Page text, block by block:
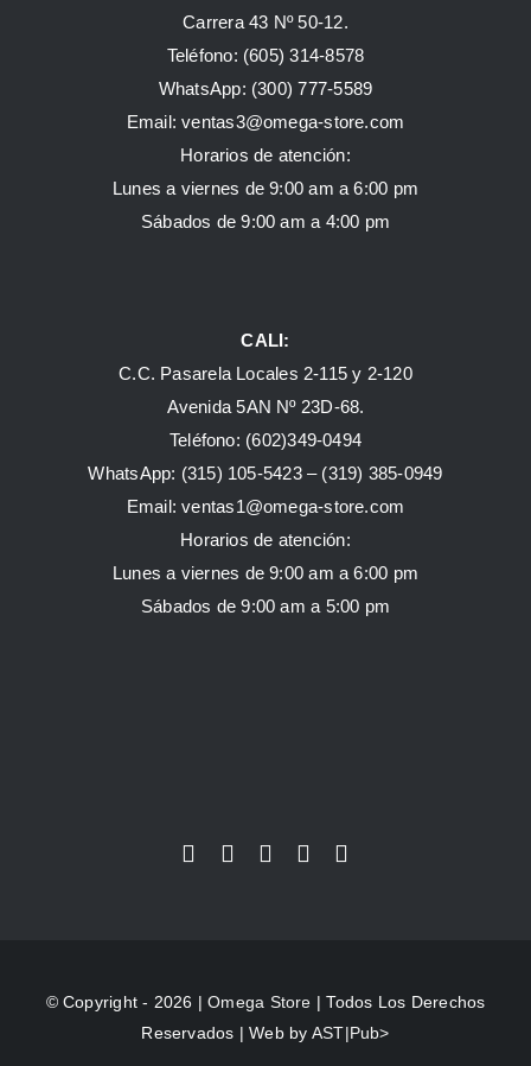
Carrera 43 Nº 50-12.
Teléfono: (605) 314-8578
WhatsApp: (300) 777-5589
Email: ventas3@omega-store.com
Horarios de atención:
Lunes a viernes de 9:00 am a 6:00 pm
Sábados de 9:00 am a 4:00 pm
CALI:
C.C. Pasarela Locales 2-115 y 2-120
Avenida 5AN Nº 23D-68.
Teléfono: (602)349-0494
WhatsApp: (315) 105-5423 – (319) 385-0949
Email:ventas1@omega-store.com
Horarios de atención:
Lunes a viernes de 9:00 am a 6:00 pm
Sábados de 9:00 am a 5:00 pm
© Copyright - 2026 |Omega Store | Todos Los Derechos
Reservados | Web by AST|Pub>